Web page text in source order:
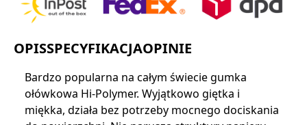
OPISSPECYFIKACJAOPINIE
Bardzo popularna na całym świecie gumka
ołówkowa Hi-Polymer. Wyjątkowo giętka i
miękka, działa bez potrzeby mocnego dociskania